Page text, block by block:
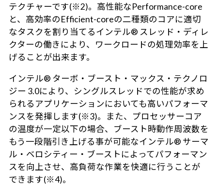
テクチャーです(※2)。高性能なPerformance-core
と、高効率のEfficient-coreの二種類のコアに適切
なタスクを割り当てるインテル® スレッド・ディレ
クターの働きにより、ワークロードの処理効率を上
げることが出来ます。
インテル® ターボ・ブースト・マックス・テクノロ
ジー 3.0により、シングルスレッドでの性能が求め
られるアプリケーションにおいても高いパフォーマ
ンスを発揮します(※3)。また、プロセッサーコア
の温度が一定以下の場合、ブースト時動作周波数を
もう一段階引き上げる事が可能なインテル® サーマ
ル・ベロシティー・ブーストによってパフォーマン
スを向上させ、高負荷な作業を快適に行うことが
できます(※4)。